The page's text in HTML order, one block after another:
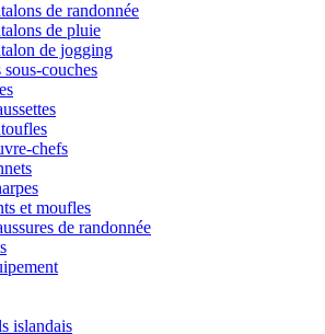
de randonnée
de pluie
de jogging
sous-couches
chefs
et moufles
de randonnée
islandais